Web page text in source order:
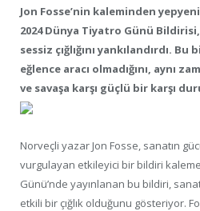
Jon Fosse’nin kaleminden
2024 Dünya Tiyatro Günü Bildirisi,
sessiz çığlığını yankılandırdı.
eğlence aracı olmadığını, aynı
ve savaşa karşı güçlü bir karşı
Norveçli yazar Jon Fosse, sanatın
vurgulayan etkileyici bir bildiri
Günü’nde yayınlanan bu bildiri,
etkili bir çığlık olduğunu gösteriyor.